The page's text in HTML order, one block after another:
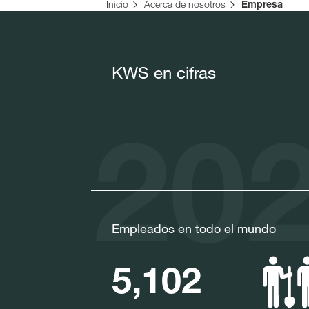
Inicio Acerca de nosotros Empresa
KWS en cifras
Empleados en todo el mundo
5,102